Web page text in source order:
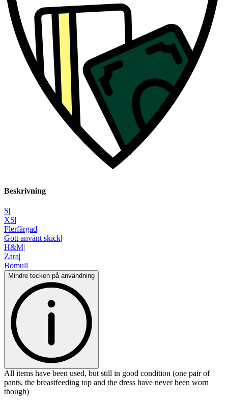
Beskrivning
S|
XS|
Flerfärgad|
Gott använt skick|
H&M|
Zara|
Bomull
Mindre tecken på användning
All items have been used, but still in good condition (one pair of
pants, the breastfeeding top and the dress have never been worn
though)